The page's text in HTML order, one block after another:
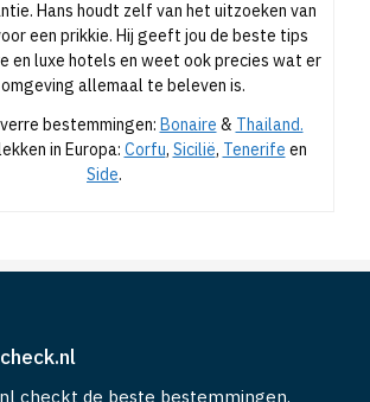
een prikkie. Hij geeft jou de beste tips
en luxe hotels en weet ook precies wat er
allemaal te beleven is.
bestemmingen:
in Europa:Corfu,Sicilië,Tenerifeen
Side.